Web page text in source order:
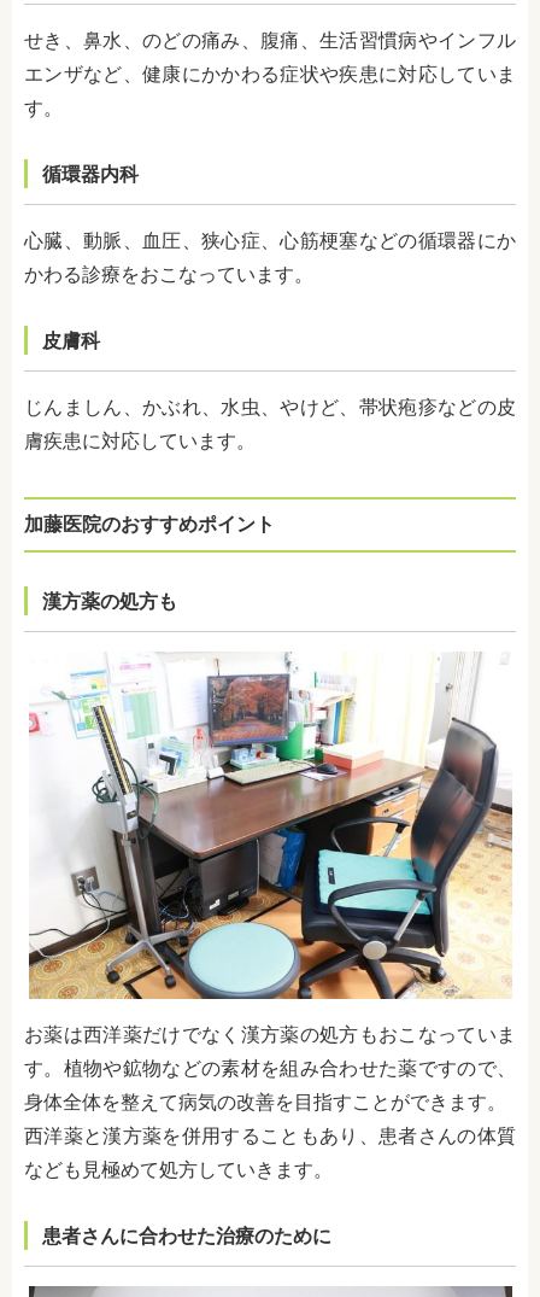
せき、鼻水、のどの痛み、腹痛、生活習慣病やインフル
エンザなど、健康にかかわる症状や疾患に対応していま
す。
循環器内科
心臓、動脈、血圧、 狭心症、心筋梗塞などの循環器にか
かわる診療をおこなっています。
皮膚科
じんましん、かぶれ、水虫、やけど、帯状疱疹などの皮
膚疾患に対応しています。
加藤医院のおすすめポイント
漢方薬の処方も
お薬は西洋薬だけでなく漢方薬の処方もおこなっていま
す。植物や鉱物などの素材を組み合わせた薬ですので、
身体全体を整えて病気の改善を目指すことができます。
西洋薬と漢方薬を併用することもあり、患者さんの体質
なども見極めて処方していきます。
患者さんに合わせた治療のために